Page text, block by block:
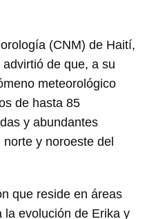
(CNM) de Haití,
de que, a su
meteorológico
de hasta 85
y abundantes
norte y noroeste del
que reside en áreas
la evolución de Erika y